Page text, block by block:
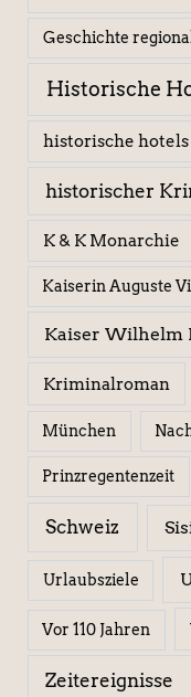
Geschichte
Historische
historische
historischer
K & K Monarchie
Kaiserin Auguste
Kaiser Wilhelm
Kriminalroman
München
Prinzregentenzeit
Schweiz
Urlaubsziele
Vor 110 Jahren
Zeitereignisse